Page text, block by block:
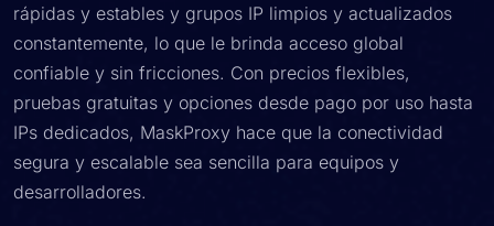
rápidas y estables y grupos IP limpios y actualizados
constantemente, lo que le brinda acceso global
confiable y sin fricciones. Con precios flexibles,
pruebas gratuitas y opciones desde pago por uso hasta
IPs dedicados, MaskProxy hace que la conectividad
segura y escalable sea sencilla para equipos y
desarrolladores.